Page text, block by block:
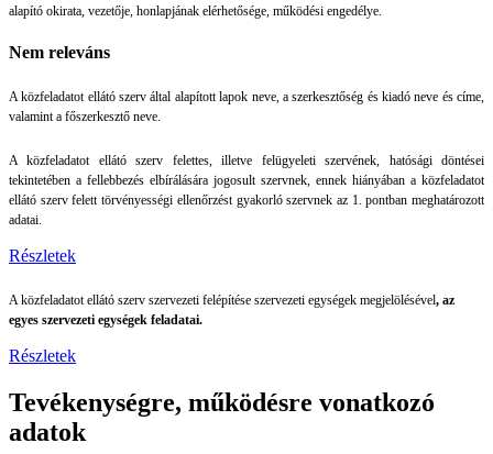
alapító okirata, vezetője, honlapjának elérhetősége, működési engedélye.
Nem releváns
A közfeladatot ellátó szerv által alapított lapok neve, a szerkesztőség és kiadó neve és címe,
valamint a főszerkesztő neve.
A közfeladatot ellátó szerv felettes, illetve felügyeleti szervének, hatósági döntései
tekintetében a fellebbezés elbírálására jogosult szervnek, ennek hiányában a közfeladatot
ellátó szerv felett törvényességi ellenőrzést gyakorló szervnek az 1. pontban meghatározott
adatai.
Részletek
A közfeladatot ellátó szerv szervezeti felépítése szervezeti egységek megjelölésével, az
egyes szervezeti egységek feladatai.
Részletek
Tevékenységre, működésre vonatkozó
adatok